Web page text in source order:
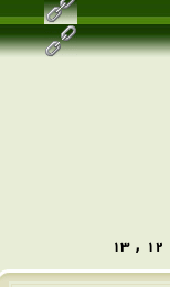
12
,
13